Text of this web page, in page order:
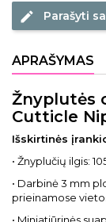
edit Parašyti
APRAŠYMAS
Žnyplutės
Cutticle
Išskirtinės
• Žnyplučių ilgis:
• Darbinė 3 mm
prieinamose